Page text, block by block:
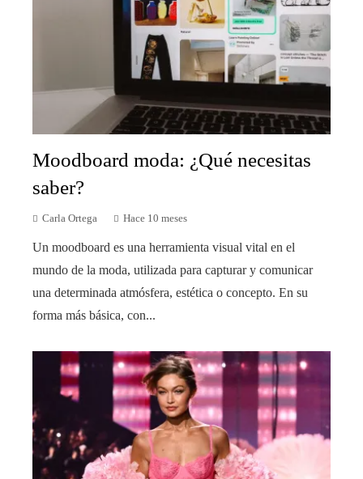
Moodboard moda: ¿Qué necesitas
saber?
Carla Ortega Hace 10 meses
Un moodboard es una herramienta visual vital en el
mundo de la moda, utilizada para capturar y comunicar
una determinada atmósfera, estética o concepto. En su
forma más básica, con...